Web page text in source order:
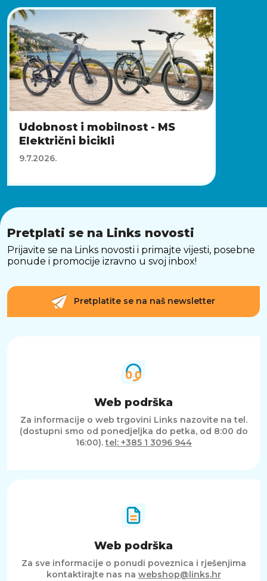
Udobnost i mobilnost - MS
Električni bicikli
9.7.2026.
Pretplati se na Links novosti
Prijavite se na Links novosti i primajte vijesti, posebne
ponude i promocije izravno u svoj inbox!
Pretplatite se na naš newsletter
Web podrška
Za informacije o web trgovini Links nazovite na tel.
(dostupni smo od ponedjeljka do petka, od 8:00 do
16:00).tel: +385 1 3096 944
Web podrška
Za sve informacije o ponudi poveznica i rješenjima
kontaktirajte nas na webshop@links.hr